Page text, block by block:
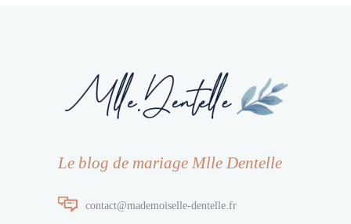
Le blog de mariage Mlle Dentelle
contact@mademoiselle-dentelle.fr